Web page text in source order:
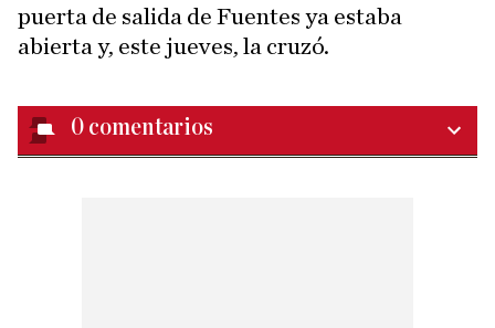
puerta de salida de Fuentes ya estaba
abierta y, este jueves, la cruzó.
0 comentarios